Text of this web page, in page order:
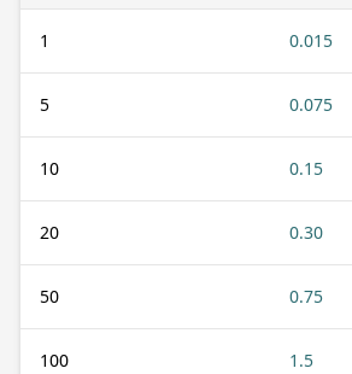
1 0.015
5 0.075
10 0.15
20 0.30
50 0.75
100 1.5